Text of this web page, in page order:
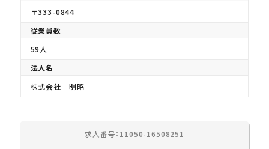
〒333-0844
従業員数
59人
法人名
株式会社 明昭
求人番号：11050-16508251